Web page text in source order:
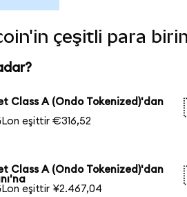
çeşitli para
Class A (Ondo Tokenized)'dan
eşittir €316,52
Class A (Ondo Tokenized)'dan
eşittir ¥2.467,04